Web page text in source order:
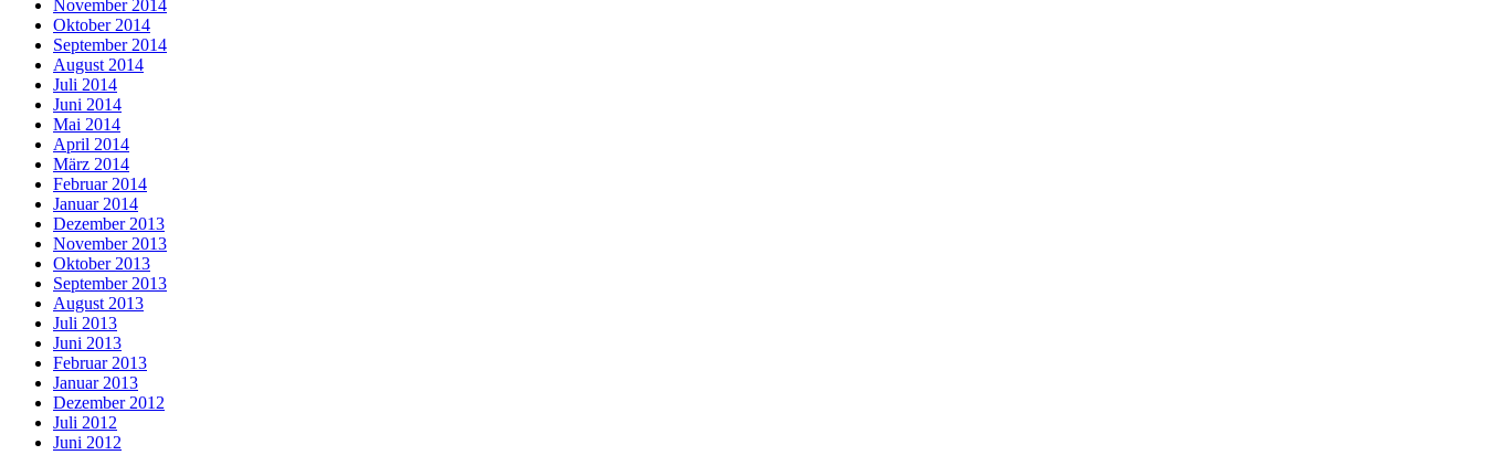
November 2014
Oktober 2014
September 2014
August 2014
Juli 2014
Juni 2014
Mai 2014
April 2014
März 2014
Februar 2014
Januar 2014
Dezember 2013
November 2013
Oktober 2013
September 2013
August 2013
Juli 2013
Juni 2013
Februar 2013
Januar 2013
Dezember 2012
Juli 2012
Juni 2012